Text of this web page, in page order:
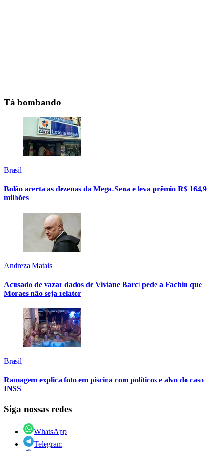
Tá bombando
Brasil
Bolão acerta as dezenas da Mega-Sena e leva prêmio R$ 164,9
milhões
Andreza Matais
Acusado de vazar dados de Viviane Barci pede a Fachin que
Moraes não seja relator
Brasil
Ramagem explica foto em piscina com políticos e alvo do caso
INSS
Siga nossas redes
WhatsApp
Telegram